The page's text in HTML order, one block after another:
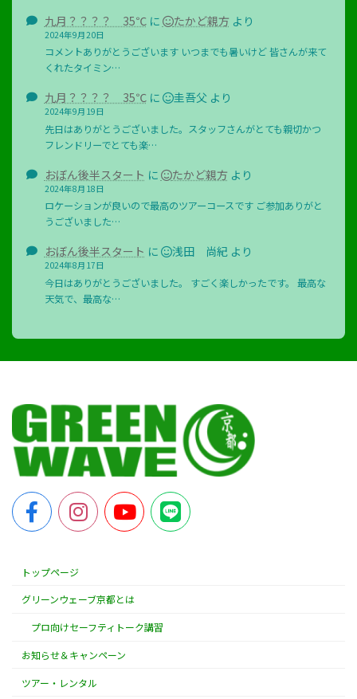
九月？？？？ 35℃に たかど親方より
2024年9月20日
コメントありがとうございます いつまでも暑いけど 皆さんが来て
くれたタイミン…
九月？？？？ 35℃に 圭吾父 より
2024年9月19日
先日はありがとうございました。スタッフさんがとても親切かつ
フレンドリーでとても楽…
おぼん後半スタート に たかど親方より
2024年8月18日
ロケーションが良いので最高のツアーコースです ご参加ありがと
うございました…
おぼん後半スタート に 浅田 尚紀より
2024年8月17日
今日はありがとうございました。 すごく楽しかったです。 最高な
天気で、最高な…
トップページ
グリーンウェーブ京都とは
プロ向けセーフティトーク講習
お知らせ＆キャンペーン
ツアー・レンタル